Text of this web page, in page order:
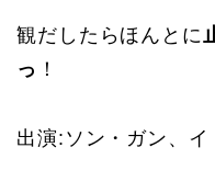
観だしたらほんとに
っ ！
出演: ソン・ガン、